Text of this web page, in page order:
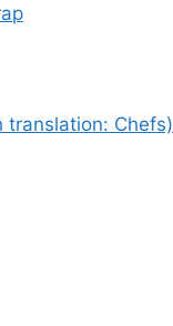
translation: Chefs)